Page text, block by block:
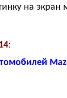
на экран
: